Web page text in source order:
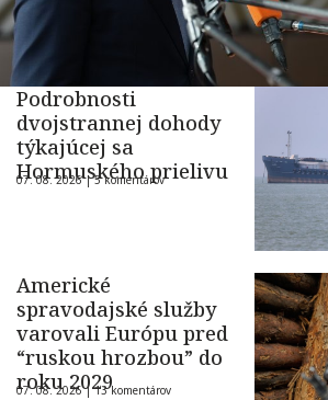
Podrobnosti
dvojstrannej dohody
týkajúcej sa
Hormuského prielivu
07. 08. 2026 |5 komentárov
Americké
spravodajské služby
varovali Európu pred
“ruskou hrozbou” do
roku 2029
07. 08. 2026 |13 komentárov